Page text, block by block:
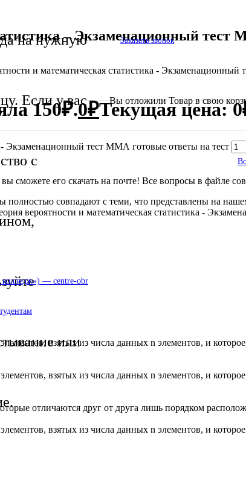
на нужную
Если у вас
с
или
Заказать звонок
Вы отложили Товар в свою
— centre-obr
– Экзаменационный
и математическая статистика -
150₽.0₽Текущая цена:
- Экзаменационный тест ММА готовые ответы на тест
его скачать на почте! Все вопросы в файле
совпадают с теми, что представлены на
вероятности и математическая статистика -
взятых из числа данных n элементов, и
взятых из числа данных n элементов, и
отличаются друг от друга лишь порядком
взятых из числа данных n элементов, и